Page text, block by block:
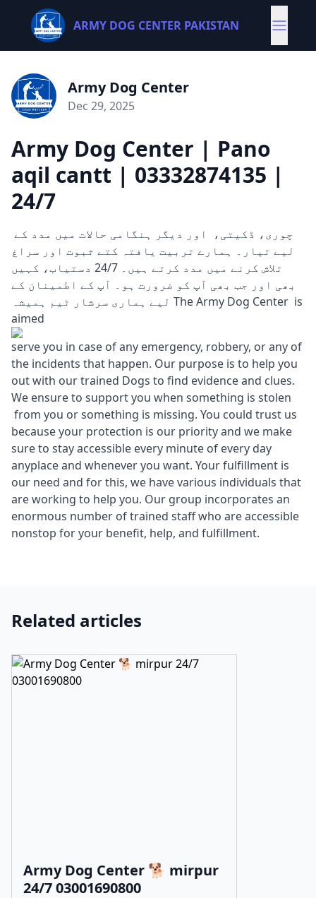
ARMY DOG CENTER PAKISTAN
Army Dog Center
Dec 29, 2025
Army Dog Center | Pano
aqil cantt | 03332874135 |
24/7
لیے تیار۔ ہمارے تربیت یافتہ کتے ثبوت اور سراغ
تلاش کرنے میں مدد کرتے ہیں۔ 24/7 دستیاب، کہیں
بھی اور جب بھی آپ کو ضرورت ہو۔ آپ کے اطمینان کے
لیے ہماری سرشار ٹیم ہمیشہ The Army Dog Center is
aimed
serve you in case of any emergency, robbery, or any of
the incidents that happen. Our purpose is to help you
out with our trained Dogs to find evidence and clues.
We ensure to support you when something is stolen
from you or something is missing. You could trust us
because your protection is our priority and we make
sure to stay accessible every minute of every day
anyplace and whenever you want. Your fulfillment is
our need and for this, we have various individuals that
are working to help you. Our group incorporates an
enormous number of trained staff who are accessible
nonstop for your benefit, help, and fulfillment.
Related articles
Army Dog Center 🐕 mirpur
24/7 03001690800